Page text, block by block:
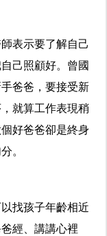
表示要了解自己
己照顧好。曾國
爸爸，要接受新
就算工作表現稍
好爸爸卻是終身
。
找孩子年齡相近
經、講講心裡